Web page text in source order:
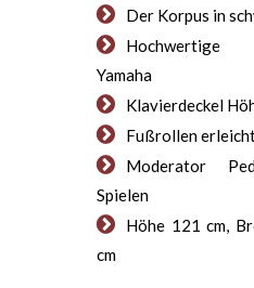
Der Korpus in
Hochwertige
Yamaha
Klavierdeckel
Fußrollen
Moderator
Spielen
Höhe 121 cm,
cm